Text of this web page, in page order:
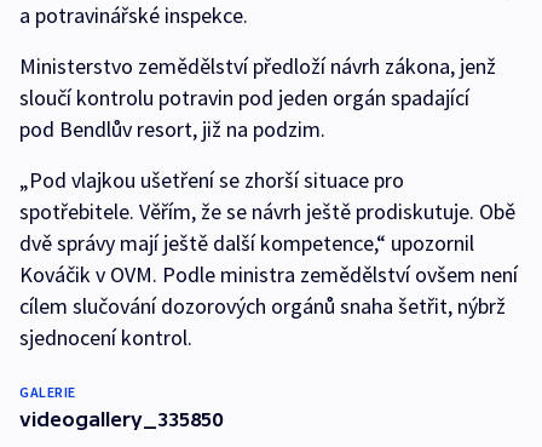
a potravinářské inspekce.
Ministerstvo zemědělství předloží návrh zákona, jenž
sloučí kontrolu potravin pod jeden orgán spadající
pod Bendlův resort, již na podzim.
„Pod vlajkou ušetření se zhorší situace pro
spotřebitele. Věřím, že se návrh ještě prodiskutuje. Obě
dvě správy mají ještě další kompetence,“ upozornil
Kováčik v OVM. Podle ministra zemědělství ovšem není
cílem slučování dozorových orgánů snaha šetřit, nýbrž
sjednocení kontrol.
GALERIE
videogallery_335850